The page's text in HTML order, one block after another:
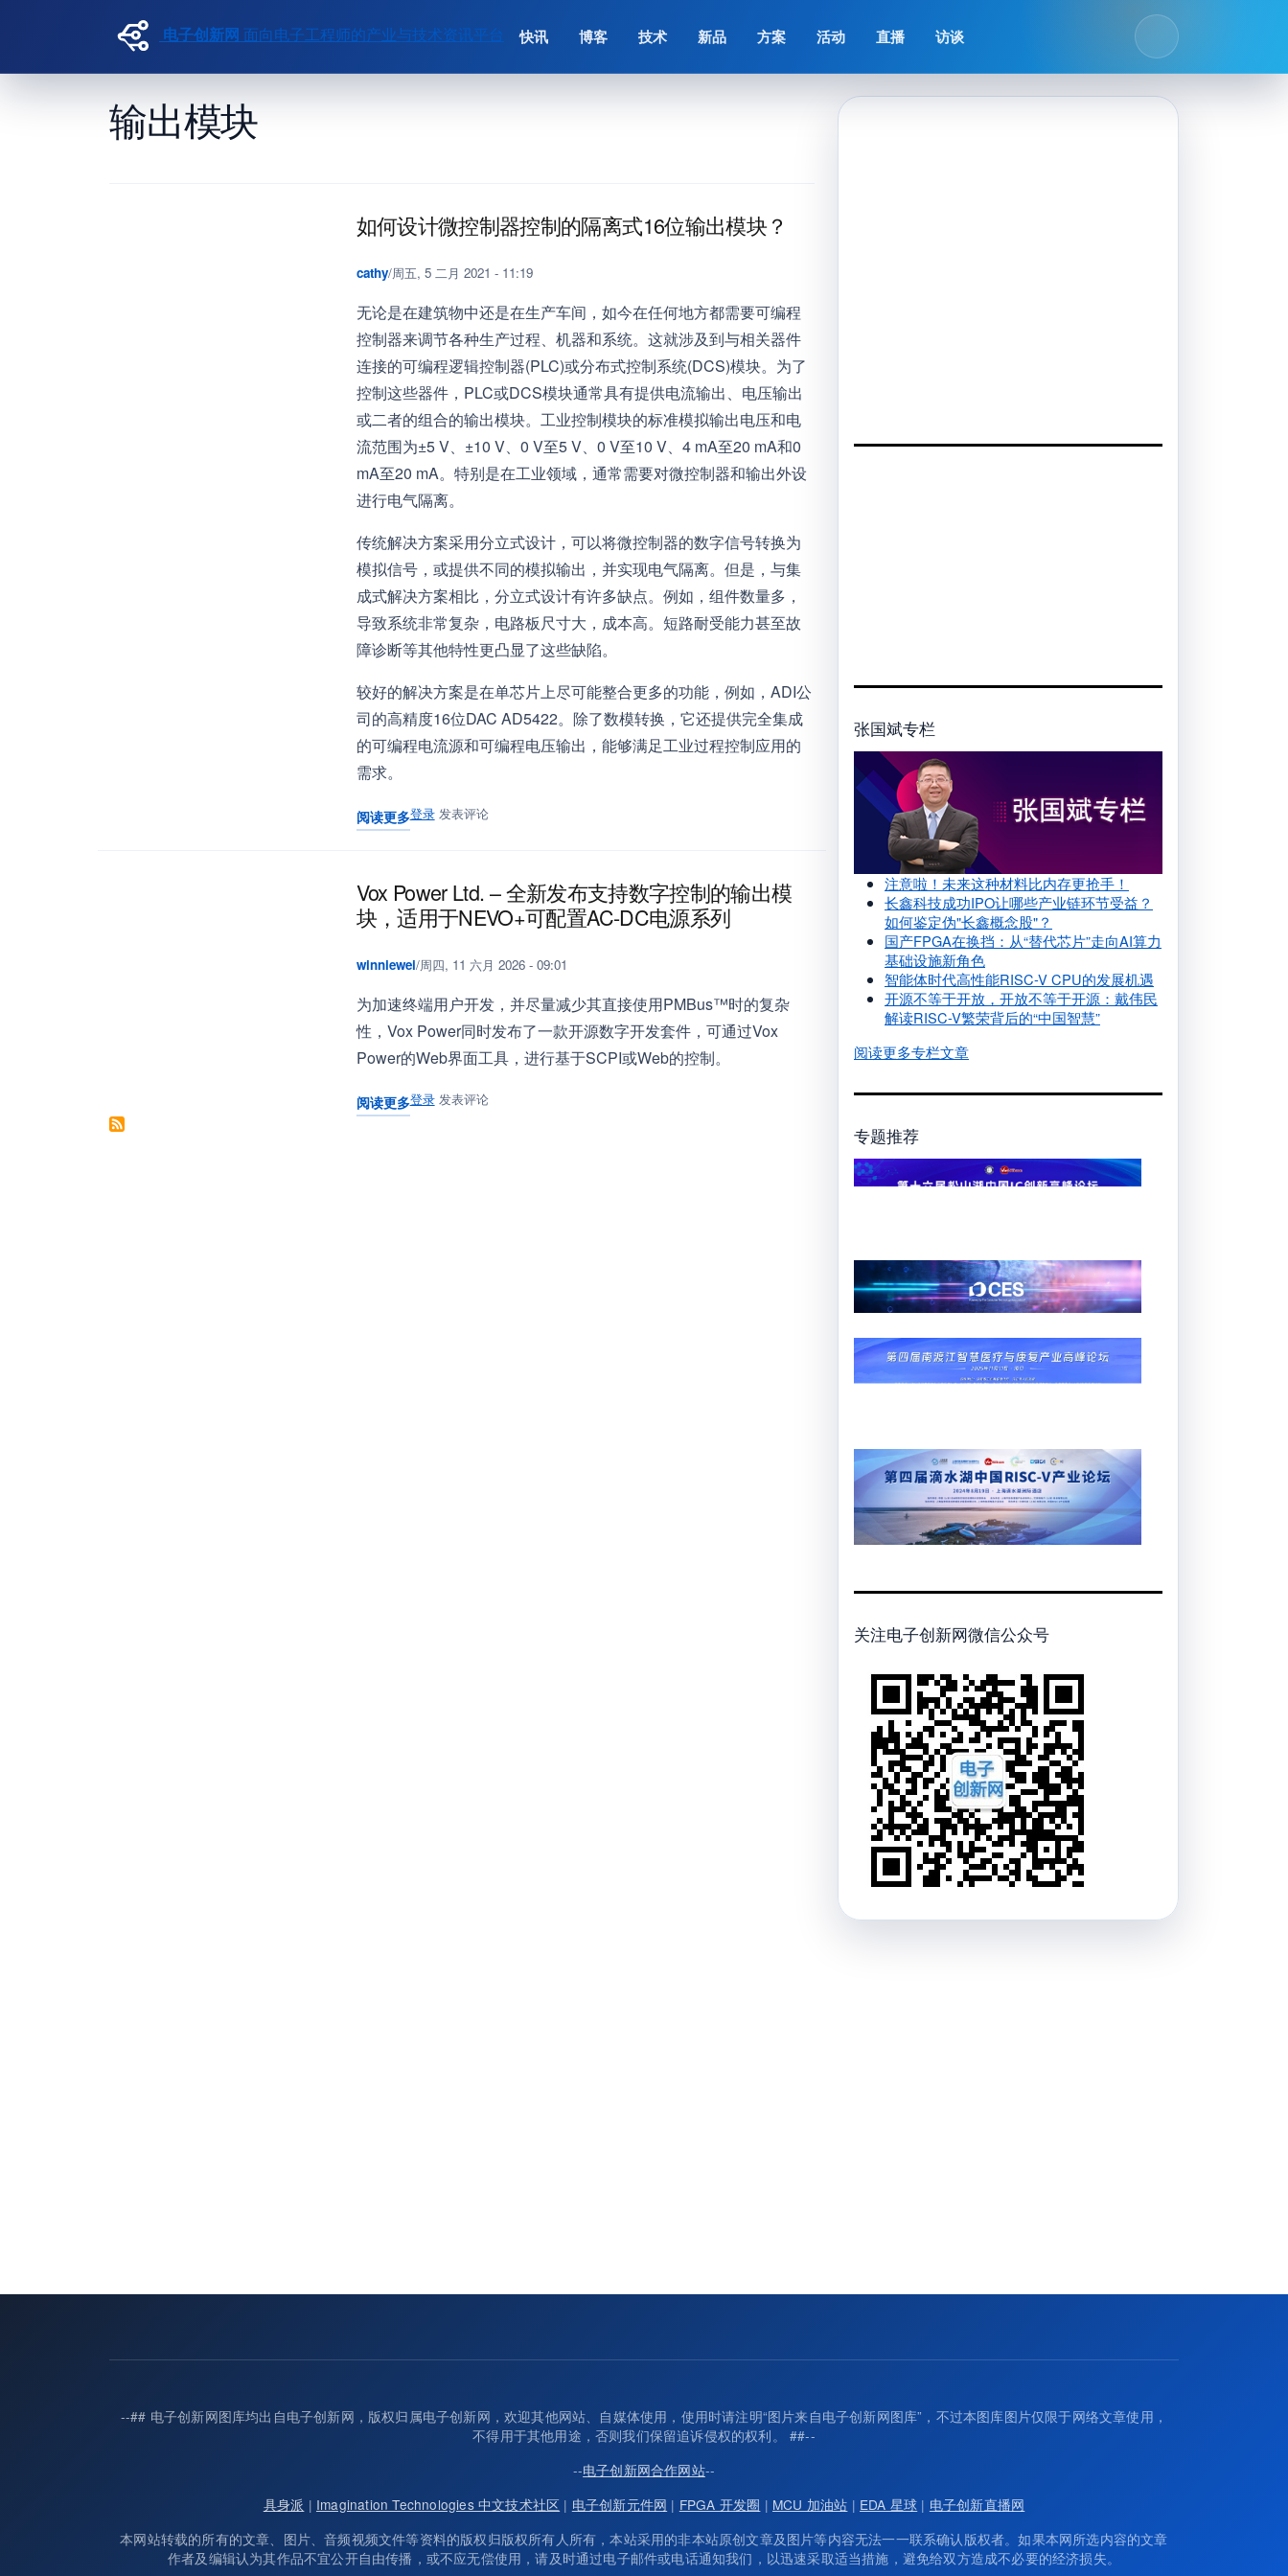
跳转到主要内容
电子创新网 面向电子工程师的产业与技术资讯平台 快讯 博客 技术 新品 方案 活动 直播 访谈
输出模块
如何设计微控制器控制的隔离式16位输出模块？
cathy/周五, 5 二月 2021 - 11:19
无论是在建筑物中还是在生产车间，如今在任何地方都需要可编程
控制器来调节各种生产过程、机器和系统。这就涉及到与相关器件
连接的可编程逻辑控制器(PLC)或分布式控制系统(DCS)模块。为了
控制这些器件，PLC或DCS模块通常具有提供电流输出、电压输出
或二者的组合的输出模块。工业控制模块的标准模拟输出电压和电
流范围为±5 V、±10 V、0 V至5 V、0 V至10 V、4 mA至20 mA和0
mA至20 mA。特别是在工业领域，通常需要对微控制器和输出外设
进行电气隔离。
传统解决方案采用分立式设计，可以将微控制器的数字信号转换为
模拟信号，或提供不同的模拟输出，并实现电气隔离。但是，与集
成式解决方案相比，分立式设计有许多缺点。例如，组件数量多，
导致系统非常复杂，电路板尺寸大，成本高。短路耐受能力甚至故
障诊断等其他特性更凸显了这些缺陷。
较好的解决方案是在单芯片上尽可能整合更多的功能，例如，ADI公
司的高精度16位DAC AD5422。除了数模转换，它还提供完全集成
的可编程电流源和可编程电压输出，能够满足工业过程控制应用的
需求。
阅读更多
关于 如何设计微控制器控制的隔离式16位输出模块？
登录发表评论
Vox Power Ltd. – 全新发布支持数字控制的输出模
块，适用于NEVO+可配置AC-DC电源系列
winniewei/周四, 11 六月 2026 - 09:01
为加速终端用户开发，并尽量减少其直接使用PMBus™时的复杂
性，Vox Power同时发布了一款开源数字开发套件，可通过Vox
Power的Web界面工具，进行基于SCPI或Web的控制。
阅读更多
关于 Vox Power Ltd. – 全新发布支持数字控制的输出模块，适用于NEVO+可配置AC-DC电源系列
登录发表评论
张国斌专栏
注意啦！未来这种材料比内存更抢手！
长鑫科技成功IPO让哪些产业链环节受益？
如何鉴定伪"长鑫概念股"？
国产FPGA在换挡：从“替代芯片”走向AI算力
基础设施新角色
智能体时代高性能RISC-V CPU的发展机遇
开源不等于开放，开放不等于开源：戴伟民
解读RISC-V繁荣背后的“中国智慧”
阅读更多专栏文章
专题推荐
关注电子创新网微信公众号
--## 电子创新网图库均出自电子创新网，版权归属电子创新网，欢迎其他网站、自媒体使用，使用时请注明“图片来自电子创新网图库”，不过本图库图片仅限于网络文章使用，
不得用于其他用途，否则我们保留追诉侵权的权利。 ##--
--电子创新网合作网站--
具身派 | Imagination Technologies 中文技术社区 | 电子创新元件网 | FPGA 开发圈 | MCU 加油站 | EDA 星球 | 电子创新直播网
本网站转载的所有的文章、图片、音频视频文件等资料的版权归版权所有人所有，本站采用的非本站原创文章及图片等内容无法一一联系确认版权者。如果本网所选内容的文章
作者及编辑认为其作品不宜公开自由传播，或不应无偿使用，请及时通过电子邮件或电话通知我们，以迅速采取适当措施，避免给双方造成不必要的经济损失。